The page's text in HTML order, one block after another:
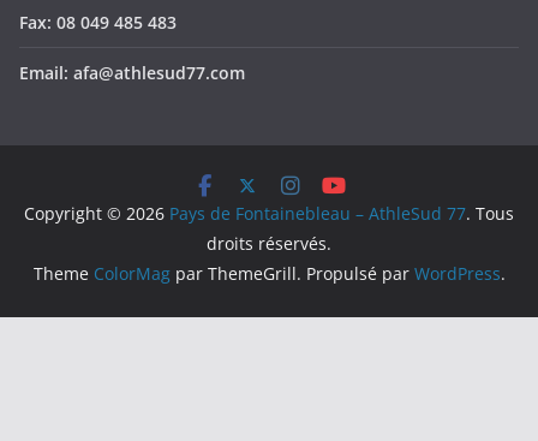
Fax: 08 049 485 483
Email: afa@athlesud77.com
Copyright © 2026 Pays de Fontainebleau – AthleSud 77. Tous
droits réservés.
Theme ColorMagpar ThemeGrill. Propulsé par WordPress.